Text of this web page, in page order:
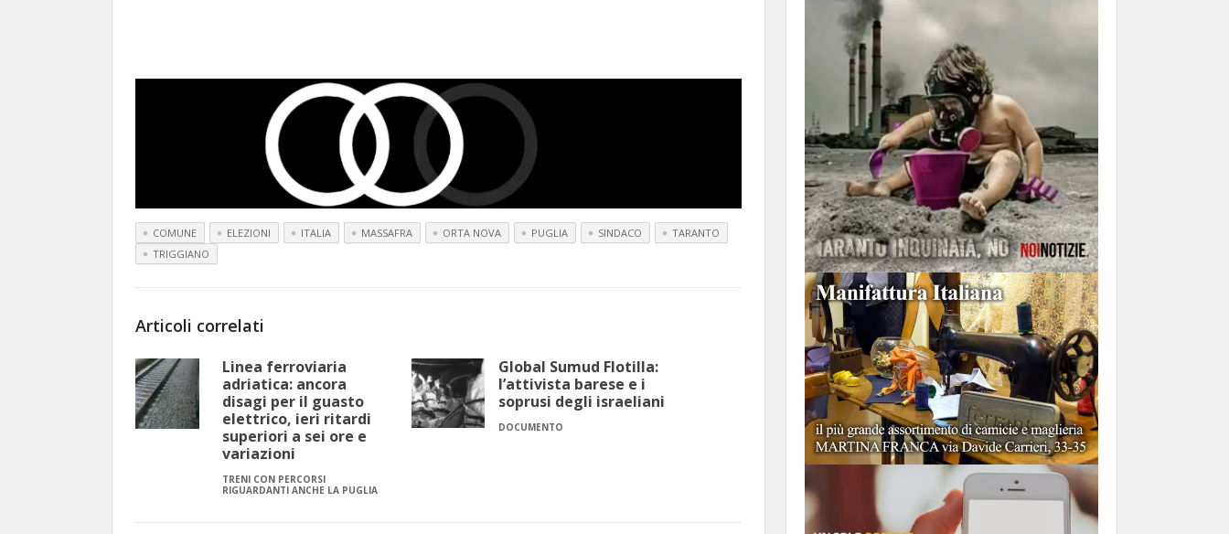
COMUNE ELEZIONI ITALIA MASSAFRA ORTA NOVA PUGLIA SINDACO
TARANTO
TRIGGIANO
Articoli correlati
Linea ferroviaria
adriatica: ancora
disagi per il guasto
elettrico, ieri ritardi
superiori a sei ore e
variazioni
TRENI CON PERCORSI
RIGUARDANTI ANCHE LA PUGLIA
Global Sumud Flotilla:
l’attivista barese e i
soprusi degli israeliani
DOCUMENTO